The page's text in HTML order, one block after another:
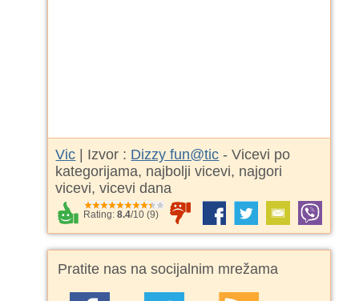
Vic | Izvor : Dizzy fun@tic - Vicevi po
kategorijama, najbolji vicevi, najgori
vicevi, vicevi dana
Rating:8.4/10 (9)
Pratite nas na socijalnim mrežama